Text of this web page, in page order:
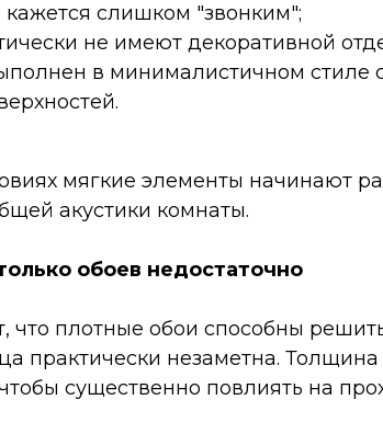
слишком "звонким";
не имеют декоративной
в минималистичном стиле
мягкие элементы начинают
акустики комнаты.
обоев недостаточно
что плотные обои способны
практически незаметна.
существенно повлиять на